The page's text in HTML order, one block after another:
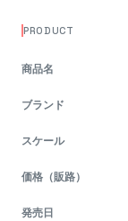
PRODUCT
商品名
ブランド
スケール
価格（販路）
発売日